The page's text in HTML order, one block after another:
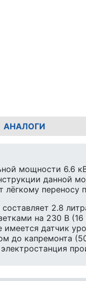
АНАЛОГИ
мощности 6.6
данной
переносу
2.8
на 230 В
датчик
до капремонта